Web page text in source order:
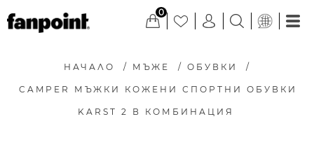
0
НАЧАЛО / МЪЖЕ / ОБУВКИ /
CAMPER МЪЖКИ КОЖЕНИ СПОРТНИ ОБУВКИ
KARST 2 В КОМБИНАЦИЯ